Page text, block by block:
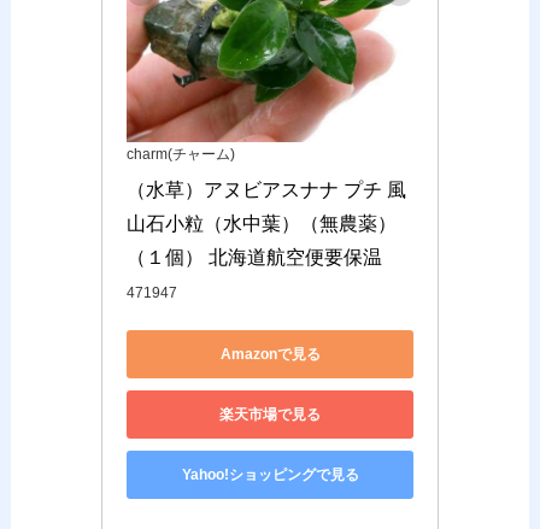
charm(チャーム)
（水草）アヌビアスナナ プチ 風
山石小粒（水中葉）（無農薬）
（１個） 北海道航空便要保温
471947
Amazonで見る
楽天市場で見る
Yahoo!ショッピングで見る